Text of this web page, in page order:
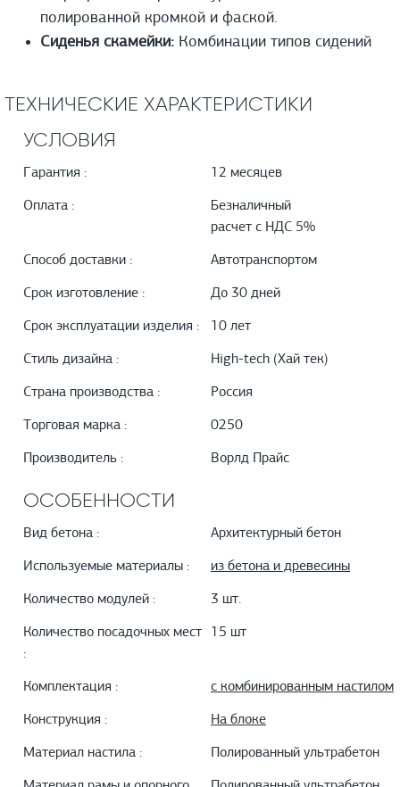
полированной кромкой и фаской.
Сиденья скамейки: Комбинации типов сидений
ТЕХНИЧЕСКИЕ ХАРАКТЕРИСТИКИ
УСЛОВИЯ
Гарантия : 12 месяцев
Оплата :
Безналичный
расчет с НДС 5%
Способ доставки : Автотранспортом
Срок изготовление : До 30 дней
Срок эксплуатации изделия : 10 лет
Стиль дизайна : High-tech (Хай тек)
Страна производства : Россия
Торговая марка : 0250
Производитель : Ворлд Прайс
ОСОБЕННОСТИ
Вид бетона : Архитектурный бетон
Используемые материалы : из бетона и древесины
Количество модулей : 3 шт.
Количество посадочных мест
:
15 шт
Комплектация : с комбинированным настилом
Конструкция : На блоке
Материал настила : Полированный ультрабетон